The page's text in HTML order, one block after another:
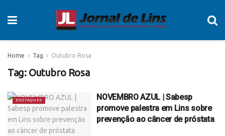
Home Tag Outubro Rosa
Tag: Outubro Rosa
DESTAQUES
NOVEMBRO AZUL | Sabesp
promove palestra em Lins sobre
prevenção ao câncer de próstata